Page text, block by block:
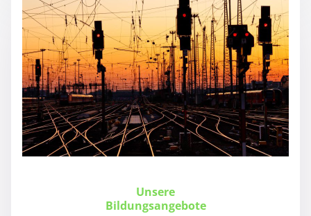
Unsere
Bildungsangebote